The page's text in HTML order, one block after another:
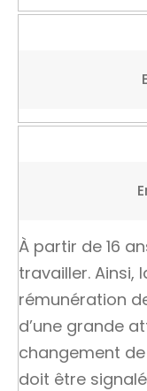
À partir de 16
travailler. Ainsi,
rémunération
d’une grande
changement
doit être